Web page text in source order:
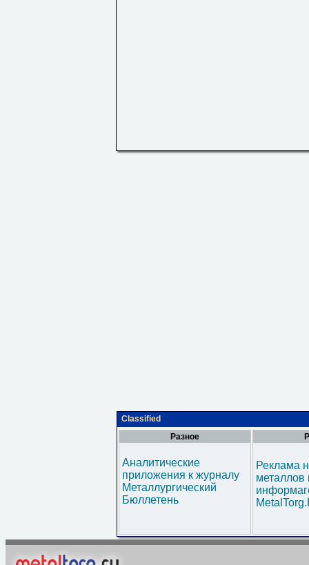
Classified
Разное
Аналитические
приложения к журналу
Металлургический
Бюллетень
Реклама
металлов